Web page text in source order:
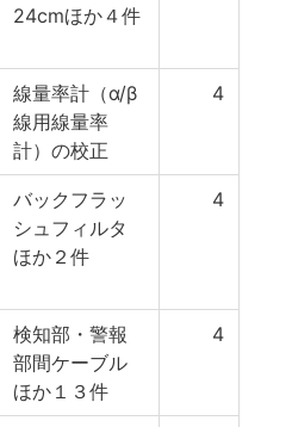
24cmほか４件
線量率計（α/β
線用線量率
計）の校正
4
バックフラッ
シュフィルタ
ほか２件
4
検知部・警報
部間ケーブル
ほか１３件
4